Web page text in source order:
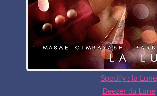
Spotify : la Lune
Deezer :la Lune